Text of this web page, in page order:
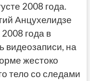
2008 года.
Анцухелидзе
года в
видеозаписи, на
жестоко
тело со следами